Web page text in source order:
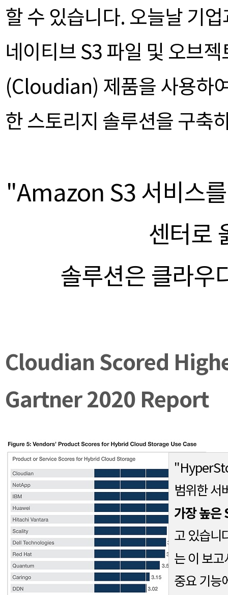
할 수 있습니다. 오늘날 기
네이티브 S3 파일 및 오브
(Cloudian) 제품을 사용하
한 스토리지 솔루션을 구축
"Amazon S3 서비스
센터로
솔루션은 클라
Cloudian Scored
Gartner 2020 Report
범위한 서
가장 높은
고 있습니
는 이 보
중요 기능